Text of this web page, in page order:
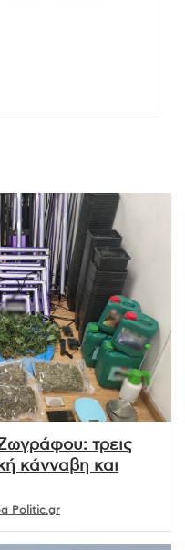
τρεις
κάνναβη και
Politic.gr